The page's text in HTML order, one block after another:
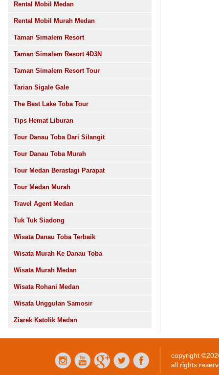
Rental Mobil Medan
Rental Mobil Murah Medan
Taman Simalem Resort
Taman Simalem Resort 4D3N
Taman Simalem Resort Tour
Tarian Sigale Gale
The Best Lake Toba Tour
Tips Hemat Liburan
Tour Danau Toba Dari Silangit
Tour Danau Toba Murah
Tour Medan Berastagi Parapat
Tour Medan Murah
Travel Agent Medan
Tuk Tuk Siadong
Wisata Danau Toba Terbaik
Wisata Murah Ke Danau Toba
Wisata Murah Medan
Wisata Rohani Medan
Wisata Unggulan Samosir
Ziarek Katolik Medan
copyright
all rights